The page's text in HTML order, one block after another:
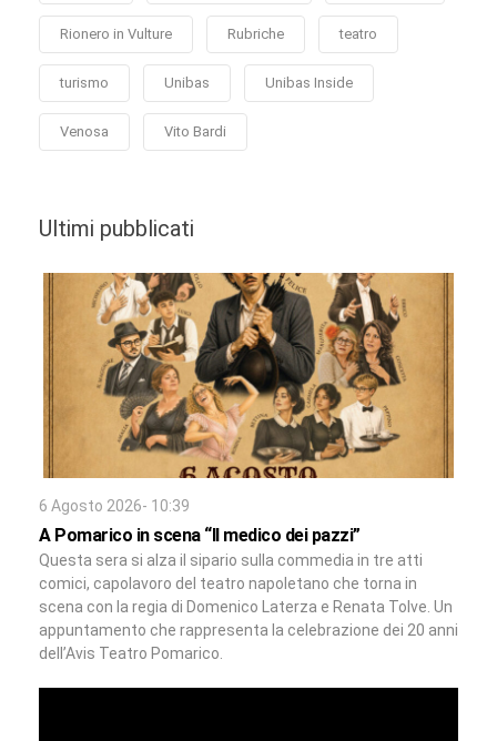
Rionero in Vulture Rubriche teatro
turismo Unibas Unibas Inside
Venosa Vito Bardi
Ultimi pubblicati
6 Agosto 2026- 10:39
A Pomarico in scena “Il medico dei pazzi”
Questa sera si alza il sipario sulla commedia in tre atti
comici, capolavoro del teatro napoletano che torna in
scena con la regia di Domenico Laterza e Renata Tolve. Un
appuntamento che rappresenta la celebrazione dei 20 anni
dell’Avis Teatro Pomarico.